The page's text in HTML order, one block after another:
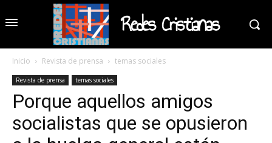
Redes Cristianas
Inicio Revista de prensa temas sociales
Revista de prensa temas sociales
Porque aquellos amigos
socialistas que se opusieron